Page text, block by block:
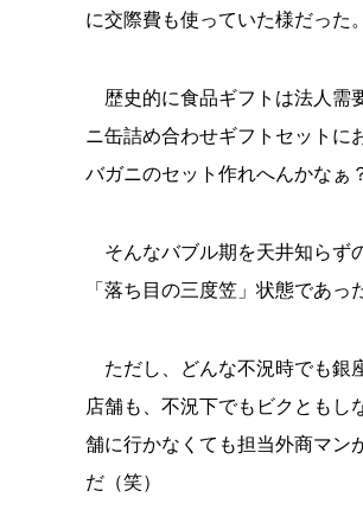
に交際費も使っていた様だった。
歴史的に食品ギフトは法人需
ニ缶詰め合わせギフトセット
バガニのセット作れへんかなぁ
そんなバブル期を天井知らず
「落ち目の三度笠」状態であっ
ただし、どんな不況時でも銀
店舗も、不況下でもビクとも
舗に行かなくても担当外商マン
だ（笑）